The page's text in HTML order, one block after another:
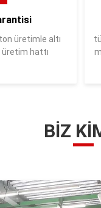
üretimle altı
hattı
BIZ